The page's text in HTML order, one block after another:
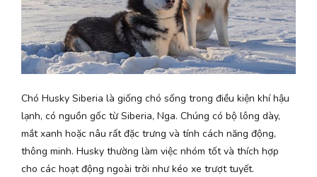
Chó Husky Siberia là giống chó sống trong điều kiện khí hậu
lạnh, có nguồn gốc từ Siberia, Nga. Chúng có bộ lông dày,
mắt xanh hoặc nâu rất đặc trưng và tính cách năng động,
thông minh. Husky thường làm việc nhóm tốt và thích hợp
cho các hoạt động ngoài trời như kéo xe trượt tuyết.